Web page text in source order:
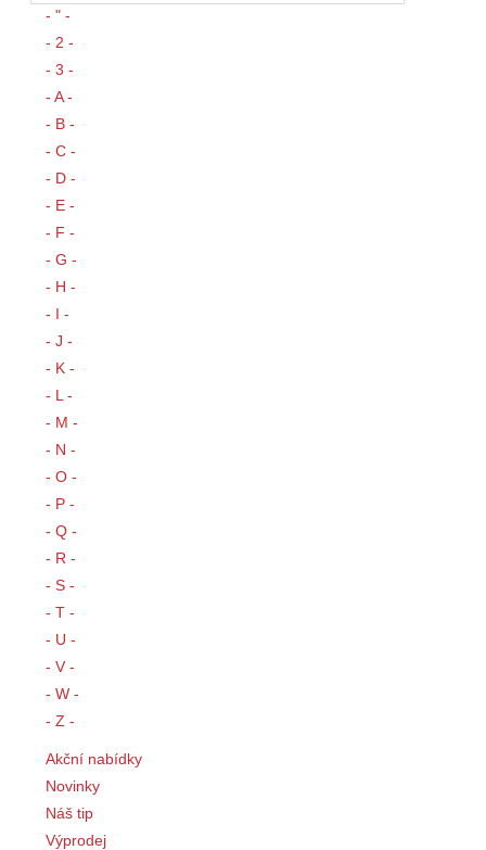
- " -
- 2 -
- 3 -
- A -
- B -
- C -
- D -
- E -
- F -
- G -
- H -
- I -
- J -
- K -
- L -
- M -
- N -
- O -
- P -
- Q -
- R -
- S -
- T -
- U -
- V -
- W -
- Z -
Akční nabídky
Novinky
Náš tip
Výprodej